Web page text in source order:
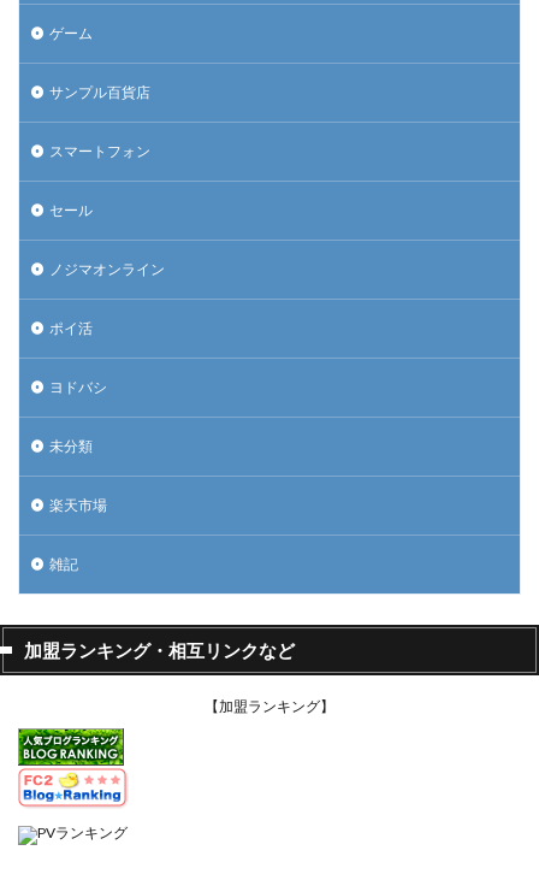
ゲーム
サンプル百貨店
スマートフォン
セール
ノジマオンライン
ポイ活
ヨドバシ
未分類
楽天市場
雑記
加盟ランキング・相互リンクなど
【加盟ランキング】